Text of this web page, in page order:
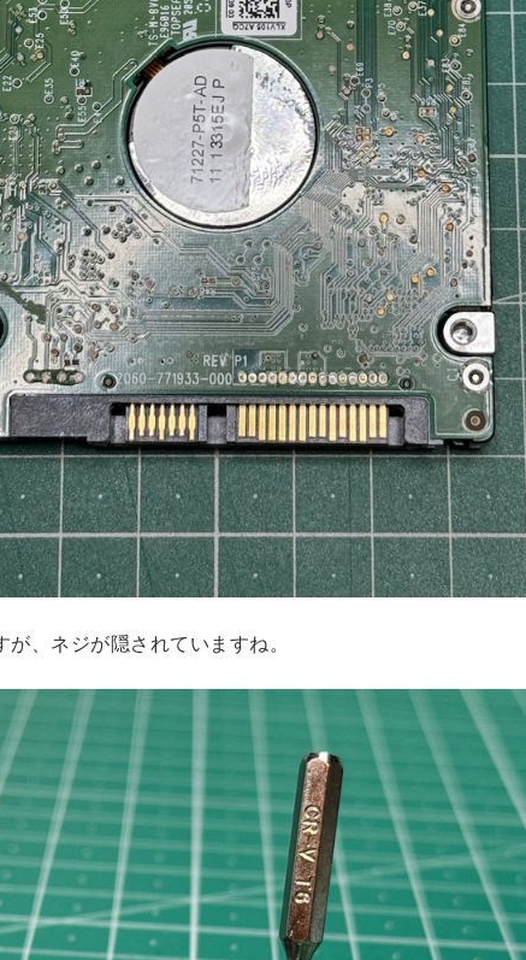
、ネジが隠されていますね。